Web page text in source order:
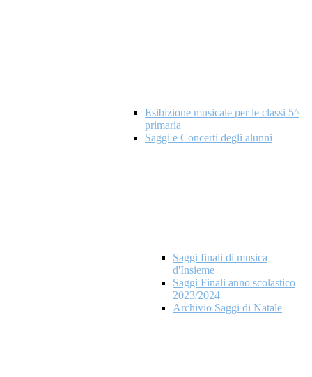
Esibizione musicale per le classi 5^
primaria
Saggi e Concerti degli alunni
Saggi finali di musica
d'Insieme
Saggi Finali anno scolastico
2023/2024
Archivio Saggi di Natale